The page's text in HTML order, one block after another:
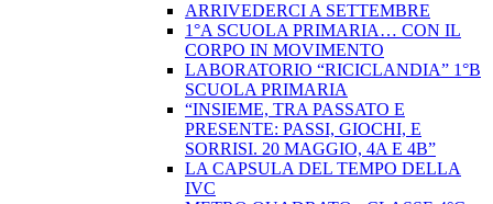
ARRIVEDERCI A SETTEMBRE
1°A SCUOLA PRIMARIA… CON IL
CORPO IN MOVIMENTO
LABORATORIO “RICICLANDIA” 1°B
SCUOLA PRIMARIA
“INSIEME, TRA PASSATO E
PRESENTE: PASSI, GIOCHI, E
SORRISI. 20 MAGGIO, 4A E 4B”
LA CAPSULA DEL TEMPO DELLA
IVC